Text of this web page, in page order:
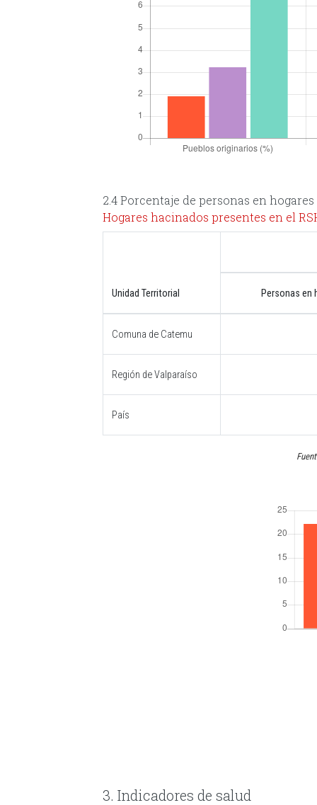
2.4 Porcentaje de personas en
Hogares hacinados presentes en el
Unidad Territorial Personas en
Comuna de Catemu
Región de Valparaíso
País
3. Indicadores de salud